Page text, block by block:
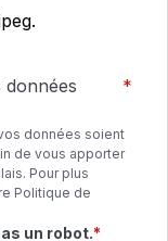
données soient
de vous apporter
Pour plus
Politique de
un robot.